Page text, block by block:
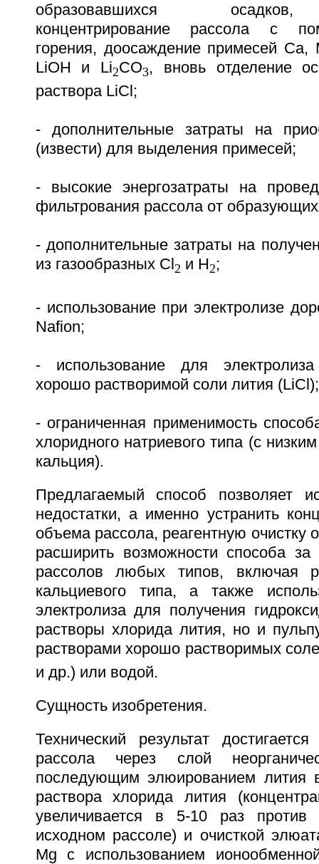
образовавшихся
концентрирование рассола с
горения, доосаждение примесей
LiOH и Li2CO3, вновь отделение
раствора LiCl;
- дополнительные затраты на
(извести) для выделения примесей;
- высокие энергозатраты на
фильтрования рассола от
- дополнительные затраты на
из газообразных Cl 2 и H2;
- использование при электролизе
Nafion;
- использование для
хорошо растворимой соли лития (LiCl);
- ограниченная применимость
хлоридного натриевого типа (с
кальция).
Предлагаемый способ позволяет
недостатки, а именно устранить
объема рассола, реагентную очистку
расширить возможности способа за
рассолов любых типов, включая
кальциевого типа, а также
электролиза для получения
растворы хлорида лития, но и
растворами хорошо растворимых
и др.) или водой.
Сущность изобретения.
Технический результат
рассола через слой
последующим элюированием лития
раствора хлорида лития
увеличивается в 5-10 раз
исходном рассоле) и очисткой
Mg с использованием